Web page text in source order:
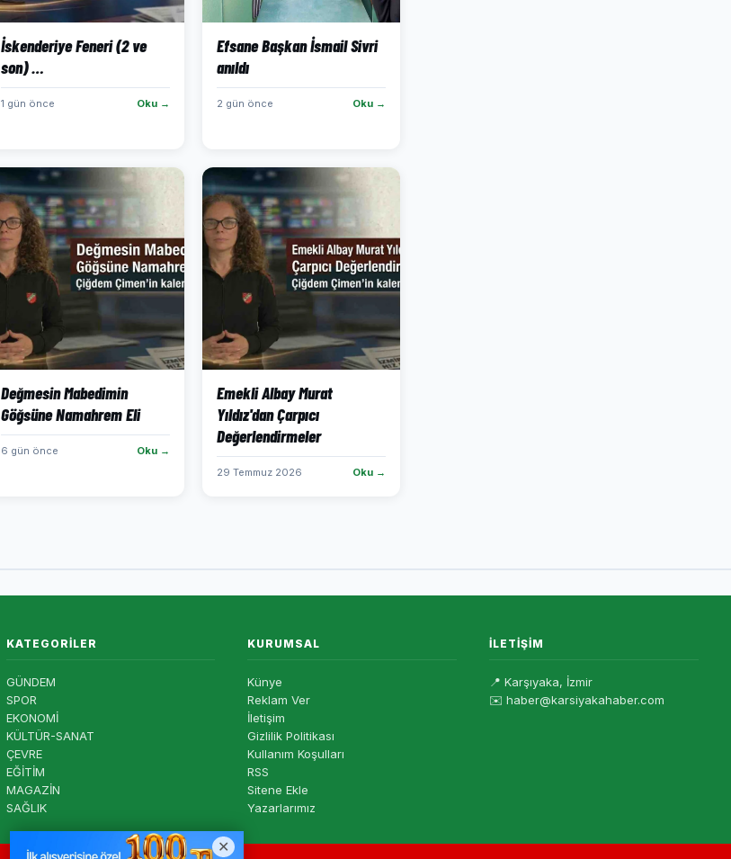
İskenderiye Feneri (2 ve
son) …
1 gün önce Oku →
Efsane Başkan İsmail Sivri
anıldı
2 gün önce Oku →
Değmesin Mabedimin
Göğsüne Namahrem Eli
6 gün önce Oku →
Emekli Albay Murat
Yıldız'dan Çarpıcı
Değerlendirmeler
29 Temmuz 2026 Oku →
KATEGORILER
GÜNDEM
SPOR
EKONOMİ
KÜLTÜR-SANAT
ÇEVRE
EĞİTİM
MAGAZİN
SAĞLIK
KURUMSAL
Künye
Reklam Ver
İletişim
Gizlilik Politikası
Kullanım Koşulları
RSS
Sitene Ekle
Yazarlarımız
İLETIŞIM
📍 Karşıyaka, İzmir
✉️ haber@karsiyakahaber.com